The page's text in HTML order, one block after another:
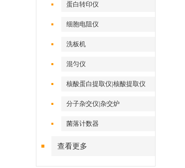
蛋白转印仪
细胞电阻仪
洗板机
混匀仪
核酸蛋白提取仪|核酸提取仪
分子杂交仪|杂交炉
菌落计数器
查看更多